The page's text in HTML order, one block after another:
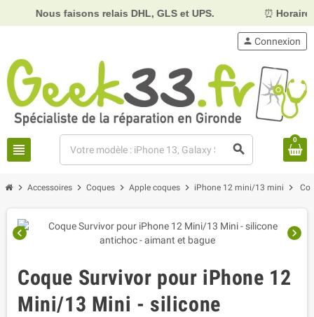
Nous faisons relais DHL, GLS et UPS. ⏰Horaires :
view_headline search
person Connexion
0
chevron_right Accessoires chevron_right Coques chevron_right Apple coques chevron_right iPhone 12 mini/13 mini chevron_right
chevron_left chevron_right
Coque Survivor pour iPhone 12
Mini/13 Mini - silicone